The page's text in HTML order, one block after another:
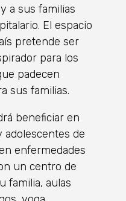
a sus familias
El espacio
pretende ser
para los
padecen
sus familias.
beneficiar en
de
enfermedades
un centro de
familia, aulas